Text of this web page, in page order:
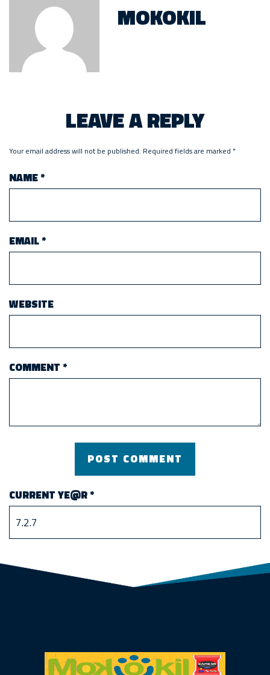
MOKOKIL
LEAVE A REPLY
Your email address will not be published. Required fields are marked *
NAME*
EMAIL*
WEBSITE
COMMENT *
CURRENT YE@R*